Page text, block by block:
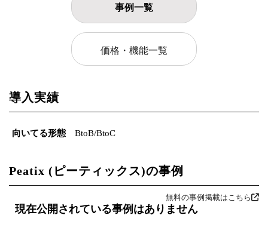
事例一覧
価格・機能一覧
導入実績
向いてる形態 BtoB/BtoC
Peatix (ピーティックス)の事例
無料の事例掲載はこちら
現在公開されている事例はありません